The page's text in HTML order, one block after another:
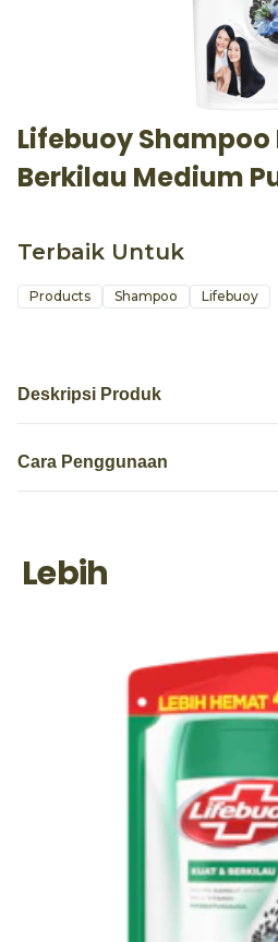
Lifebuoy Shampoo
Berkilau Medium
Terbaik Untuk
Products Shampoo Lifebuoy
Deskripsi Produk
Cara Penggunaan
Lebih